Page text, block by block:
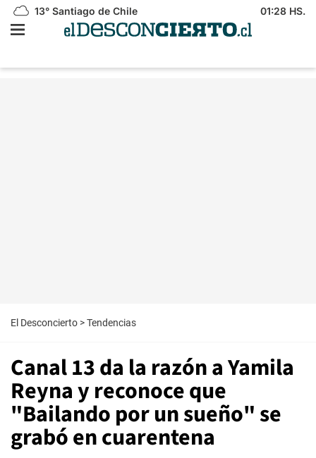
13° Santiago de Chile 01:28 HS.
El Desconcierto >Tendencias
Canal 13 da la razón a Yamila
Reyna y reconoce que
"Bailando por un sueño" se
grabó en cuarentena